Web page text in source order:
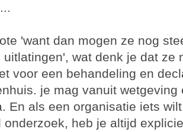
'want dan mogen ze nog
uitlatingen', wat denk je dat ze
voor een behandeling en
je mag vanuit
En als een organisatie iets
onderzoek, heb je altijd